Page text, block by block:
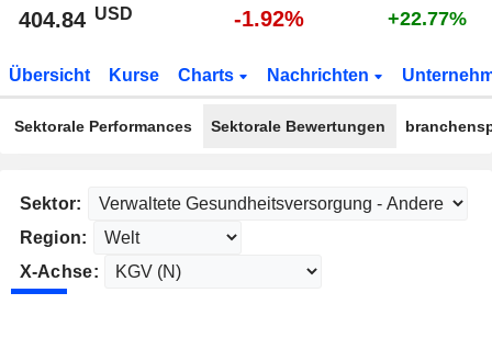
404.84 USD -1.92% +22.77%
Übersicht Kurse Charts Nachrichten
Sektorale Performances Sektorale Bewertungen
Sektor:
Region:
X-Achse: